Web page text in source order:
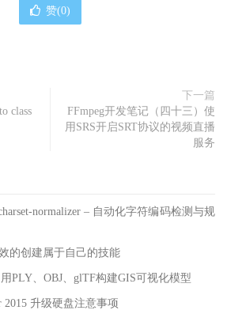
赞(0)
class
下一篇
FFmpeg开发笔记（四十三）使
用SRS开启SRT协议的视频直播
服务
normalizer – 自动化字符编码检测与规
的创建属于自己的技能
PLY、OBJ、glTF构建GIS可视化模型
2015 升级硬盘注意事项